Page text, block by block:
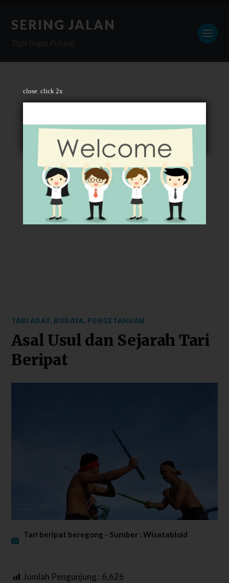
close click 2x
SERING JALAN
TARI ADAT, BUDAYA, PENGETAHUAN
Asal Usul dan Sejarah Tari
Beripat
Tari beripat beregong - Sumber : Wisatabloid
Jumlah Pengunjung : 6,626